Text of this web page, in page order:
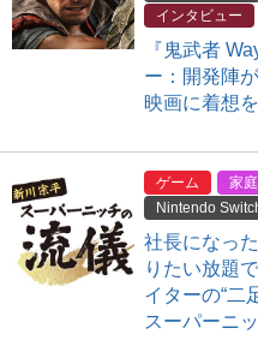
インタビュー
『鬼武者
ー：開発陣
映画に着想
ゲーム 家
Nintendo
社長になっ
りたい放題
イターの“二
スーパーニ